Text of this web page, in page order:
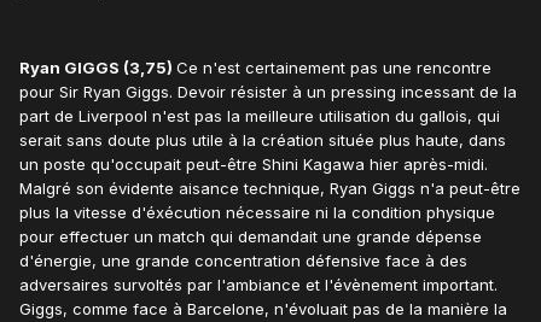
Ryan GIGGS (3,75) Ce n'est certainement pas une rencontre
pour Sir Ryan Giggs. Devoir résister à un pressing incessant de la
part de Liverpool n'est pas la meilleure utilisation du gallois, qui
serait sans doute plus utile à la création située plus haute, dans
un poste qu'occupait peut-être Shini Kagawa hier après-midi.
Malgré son évidente aisance technique, Ryan Giggs n'a peut-être
plus la vitesse d'éxécution nécessaire ni la condition physique
pour effectuer un match qui demandait une grande dépense
d'énergie, une grande concentration défensive face à des
adversaires survoltés par l'ambiance et l'évènement important.
Giggs, comme face à Barcelone, n'évoluait pas de la manière la